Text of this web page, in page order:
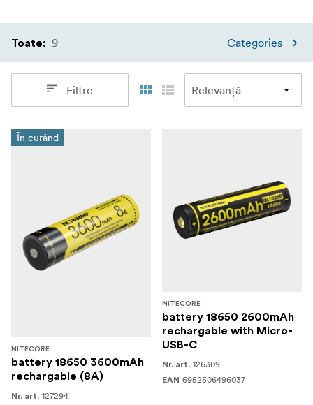
Toate: 9 Categories
Filtre
În curând
NITECORE
battery 18650 3600mAh
rechargable (8A)
Nr. art. 127294
NITECORE
battery 18650 2600mAh
rechargable with Micro-
USB-C
Nr. art. 126309
EAN 6952506496037